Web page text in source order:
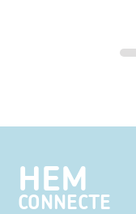
HEM
CONNECTE